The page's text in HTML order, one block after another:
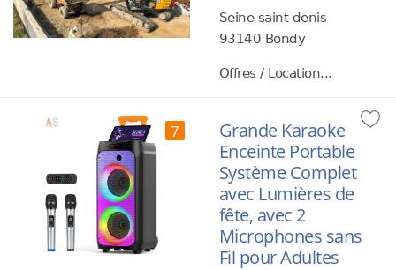
Seine saint denis
93140 Bondy
Offres / Location...
7
Grande Karaoke
Enceinte Portable
Système Complet
avec Lumières de
fête, avec 2
Microphones sans
Fil pour Adultes